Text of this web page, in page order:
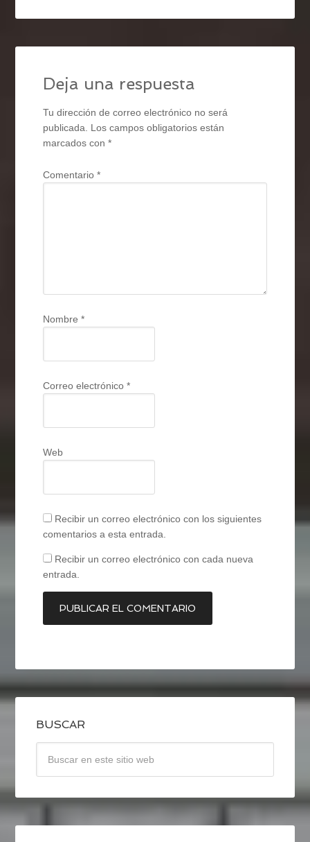
Deja una respuesta
Tu dirección de correo electrónico no será
publicada. Los campos obligatorios están
marcados con*
Comentario*
Nombre*
Correo electrónico*
Web
Recibir un correo electrónico con los siguientes
comentarios a esta entrada.
Recibir un correo electrónico con cada nueva
entrada.
BUSCAR